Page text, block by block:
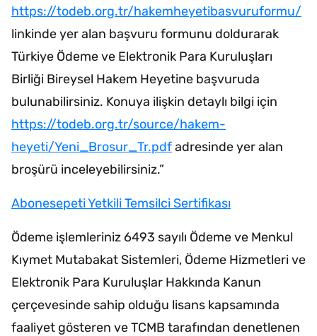
https://todeb.org.tr/hakemheyetibasvuruformu/
linkinde yer alan başvuru formunu doldurarak
Türkiye Ödeme ve Elektronik Para Kuruluşları
Birliği Bireysel Hakem Heyetine başvuruda
bulunabilirsiniz. Konuya ilişkin detaylı bilgi için
https://todeb.org.tr/source/hakem-
heyeti/Yeni_Brosur_Tr.pdfadresinde yer alan
broşürü inceleyebilirsiniz.”
Abonesepeti Yetkili Temsilci Sertifikası
Ödeme işlemleriniz 6493 sayılı Ödeme ve Menkul
Kıymet Mutabakat Sistemleri, Ödeme Hizmetleri ve
Elektronik Para Kuruluşlar Hakkında Kanun
çerçevesinde sahip olduğu lisans kapsamında
faaliyet gösteren ve TCMB tarafından denetlenen